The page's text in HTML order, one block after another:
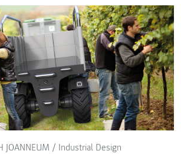
/ Industrial Design